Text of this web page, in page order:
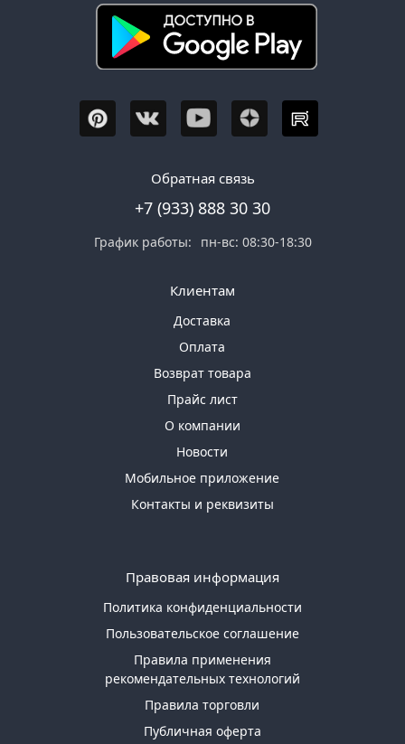
Обратная связь
+7 (933) 888 30 30
График работы: пн-вс: 08:30-18:30
Клиентам
Доставка
Оплата
Возврат товара
Прайс лист
О компании
Новости
Мобильное приложение
Контакты и реквизиты
Правовая информация
Политика конфиденциальности
Пользовательское соглашение
Правила применения
рекомендательных технологий
Правила торговли
Публичная оферта